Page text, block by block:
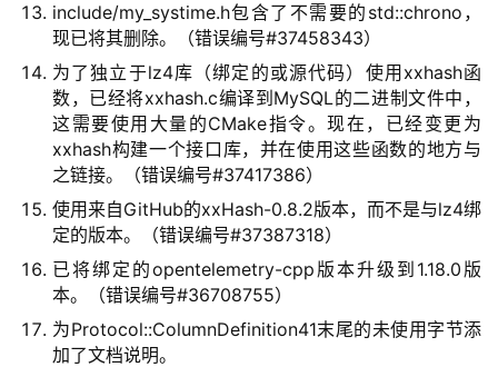
include/my_systime.h包含了不需要的std::chrono，
现已将其删除。（错误编号#37458343）
为了独立于lz4库（绑定的或源代码）使用xxhash函
数，已经将xxhash.c编译到MySQL的二进制文件中，
这需要使用大量的CMake指令。现在，已经变更为
xxhash构建一个接口库，并在使用这些函数的地方与
之链接。（错误编号#37417386）
使用来自GitHub的xxHash-0.8.2版本，而不是与lz4绑
定的版本。（错误编号#37387318）
已将绑定的opentelemetry-cpp版本升级到1.18.0版
本。（错误编号#36708755）
为Protocol::ColumnDefinition41末尾的未使用字节添
加了文档说明。